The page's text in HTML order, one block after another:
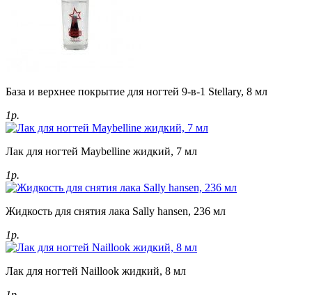
База и верхнее покрытие для ногтей 9-в-1 Stellary, 8 мл
1р.
Лак для ногтей Maybelline жидкий, 7 мл
1р.
Жидкость для снятия лака Sally hansen, 236 мл
1р.
Лак для ногтей Naillook жидкий, 8 мл